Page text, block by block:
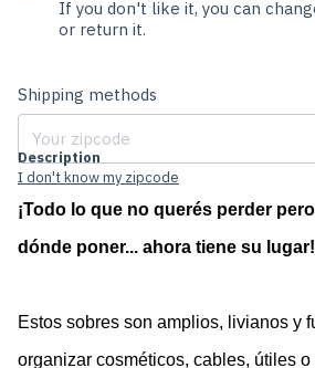
If you don't like it, you can
or return it.
Shipping for zipcode:
Shipping methods
I don't know my zipcode
Description
¡Todo lo que no querés perder
dónde poner... ahora tiene su lugar!
Estos sobres son amplios, livianos y
organizar cosméticos, cables, útiles